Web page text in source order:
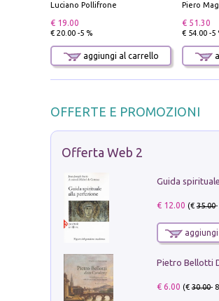
Luciano Pollifrone
€ 19.00
€ 20.00 -5 %
aggiungi al carrello
Piero
€ 51.30
€ 54.00 -5
OFFERTE E PROMOZIONI
Offerta Web 2
Guida
€ 12.00 (€35.00-
€ 6.00 (€30.00-